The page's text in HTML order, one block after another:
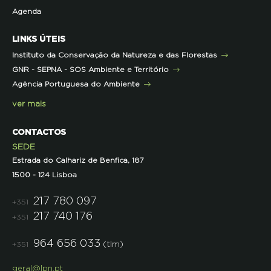
Iniciativas
Pareceres
Parcerias
Projetos
Semana do Jornalismo de Ambiente 2023
Literacia para a Floresta
Projetos
Formação Contínua para Professores
Outras Formações
Agenda
LINKS ÚTEIS
Instituto da Conservação da Natureza e das Florestas
GNR - SEPNA - SOS Ambiente e Território
Agência Portuguesa do Ambiente
ver mais
CONTACTOS
SEDE
Estrada do Calhariz de Benfica, 187
1500 - 124 Lisboa
+351 217 780 097
+351 217 740 176
+351 964 656 033 (tlm)
geral@lpn.pt